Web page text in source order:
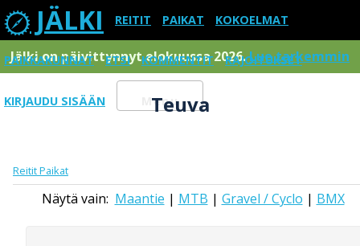
JÄLKI REITIT PAIKAT KOKOELMAT
PAIKKAKUNNAT ETSI KOMMENTIT RAJOITUKSET
KIRJAUDU SISÄÄN Menu
Jälki on päivittynnyt elokuussa 2026.Lue tarkemmin
Teuva
ReititPaikat
Näytä vain: Maantie | MTB | Gravel / Cyclo | BMX